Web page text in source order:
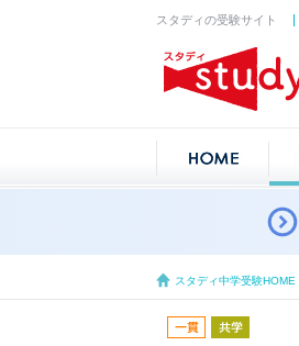
スタディの受験サイト
スタディ中学受験HOME